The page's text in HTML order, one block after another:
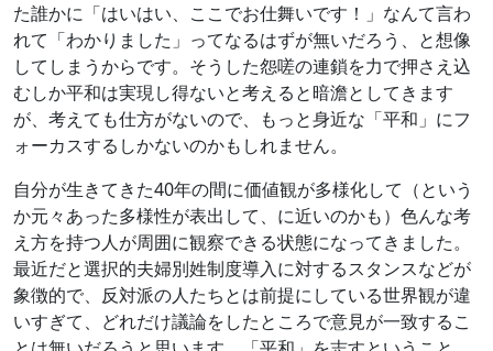
た誰かに「はいはい、ここでお仕舞いです！」なんて言わ
れて「わかりました」ってなるはずが無いだろう、と想像
してしまうからです。そうした怨嗟の連鎖を力で押さえ込
むしか平和は実現し得ないと考えると暗澹としてきます
が、考えても仕方がないので、もっと身近な「平和」にフ
ォーカスするしかないのかもしれません。
自分が生きてきた40年の間に価値観が多様化して（という
か元々あった多様性が表出して、に近いのかも）色んな考
え方を持つ人が周囲に観察できる状態になってきました。
最近だと選択的夫婦別姓制度導入に対するスタンスなどが
象徴的で、反対派の人たちとは前提にしている世界観が違
いすぎて、どれだけ議論をしたところで意見が一致するこ